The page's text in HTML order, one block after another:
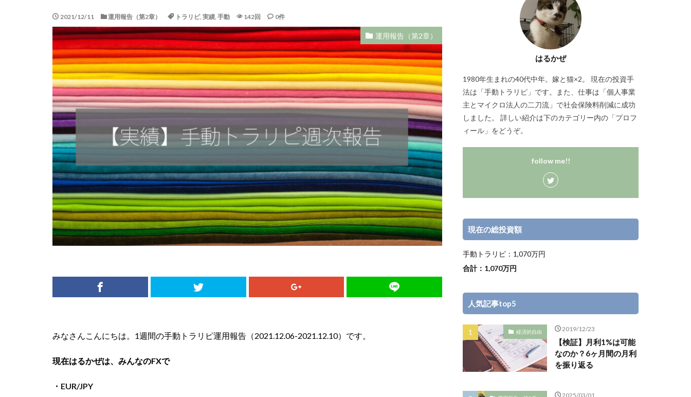
2021/12/11 運用報告（第2章） トラリピ, 実績, 手動 142回 0件
運用報告（第2章）
みなさんこんにちは。1週間の手動トラリピ運用報告（2021.12.06-2021.12.10）です。
現在はるかぜは、みんなのFXで
・EUR/JPY
はるかぜ
1980年生まれの40代中年。嫁と猫×2。 現在の投資手
法は「手動トラリピ」です。また、仕事は「個人事業
主とマイクロ法人の二刀流」で社会保険料削減に成功
しました。 詳しい紹介は下のカテゴリー内の「プロフ
ィール」をどうぞ。
follow me!!
現在の総投資額
手動トラリピ：1,070万円
合計：1,070万円
人気記事top5
経済的自由 2019/12/23
【検証】月利1%は可能
なのか？6ヶ月間の月利
を振り返る
2025/03/01